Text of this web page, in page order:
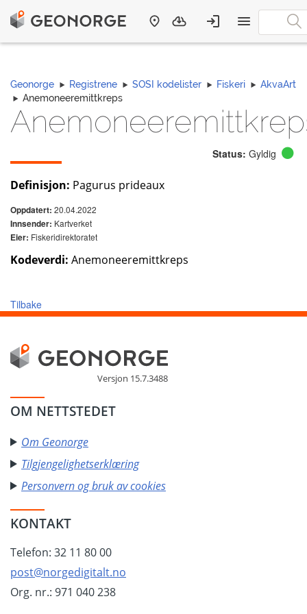
Geonorge Registrene SOSI kodelister Fiskeri
AkvaArt
Anemoneeremittkreps
Status: Gyldig
Definisjon: Pagurus prideaux
Oppdatert: 20.04.2022
Innsender: Kartverket
Eier: Fiskeridirektoratet
Kodeverdi: Anemoneeremittkreps
Tilbake